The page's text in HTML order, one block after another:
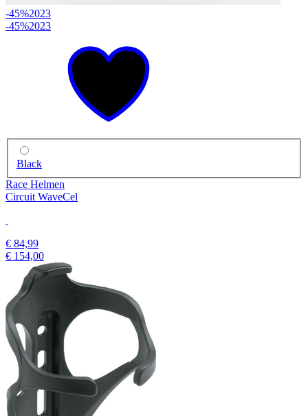
-45%2023
-45%2023
Black
Race Helmen
Circuit WaveCel
€ 84,99
€ 154,00